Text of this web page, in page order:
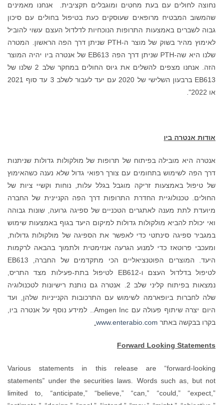
נחוצה לחולים עם בעת מחטים ומוגבלים תקציבית. אנחנו מאמינים
שהמשוב המבטיח מרופאים שעוסקים כעת בטיפול בחולים עם סיכון
גבוה לשברים באמצעות התרופות הנוכחיות לדלדול העצם עשוי להוביל
לאימוץ מהיר בשוק של מוצר ה-PTH שניתן דרך הפה הראשון. המטרה
שלנו היא שה-PTH שניתן דרך הפה EB613 של אנטרה ביו יהיה המוצר
הזה. אנחנו מצפים להשלים את גיוס החולים במחקר שלב 2 שלנו של
EB613 ברבעון השלישי של 2020 עם יעד לעבור לשלב 3 עד סוף 2021
או 2022".
אודות אנטרה ביו
אנטרה היא מובילה בפיתוח של תרופות של מולקולות גדולות שניתנות
דרך הפה לשימוש בתחומים עם צורך רפואי גדול שלא נענה כשהאימוץ
של טיפול באמצעות זריקה מוגבל בגלל עלות, נוחות וקשיי ציות של
החולים. טכנולוגיית החדרת התרופות דרך הפה הקניינית של החברה
מיועדת לתת מענה לאתגרים הטכניים של ספיגה גרועה, שונות גבוהה
ואי יכולת להביא מולקולות גדולות למיקום היעד בגוף באמצעות שימוש
במגביר ספיגה סינתטי כדי לאפשר את הספיגה של מולקולות גדולות,
ומעכבי פרוטאז כדי למנוע הגרעה אנזימטית ולתמוך בהבאה לרקמות
היעד. המוצרים הפוטנציאליים הכי מתקדמים של החברה, EB613
לטיפול בדלדול העצם ו-EB612 לטיפול בתת-פעילות מצד התריס,
נמצאות בפיתוח קליני שלב 2. אנטרה גם נותנת רישיונות לטכנולוגיה
שלה לחברות ביופארמה לשימוש עם התרכובות הקנייניות שלהן, ועד
היום יצרה שיתוף פעולה עם Amgen Inc.. למידע נוסף על אנטרה ביו,
בקרו בבקשה באתר www.enterabio.com
Forward Looking Statements
Various statements in this release are “forward-looking
statements” under the securities laws. Words such as, but not
limited to, “anticipate,” “believe,” “can,” “could,” “expect,”